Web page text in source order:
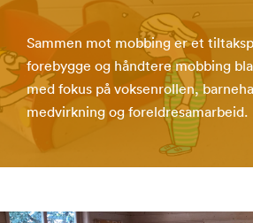
Sammen mot mobbing er et
forebygge og håndtere mobbing
med fokus på voksenrollen​,
medvirkning​ og foreldresamarbeid.